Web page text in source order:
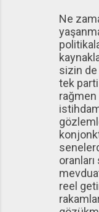
Ne
sizin
tek
reel